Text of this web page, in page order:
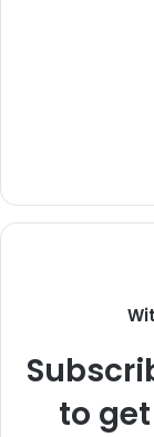
to